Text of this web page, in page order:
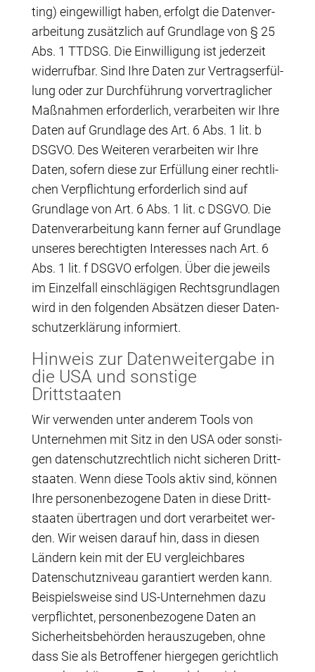
ting) ein­ge­wil­ligt haben, erfolgt die Daten­ver­
ar­bei­tung zusätz­lich auf Grund­la­ge von § 25
Abs. 1 TTDSG. Die Ein­wil­li­gung ist jeder­zeit
wider­ruf­bar. Sind Ihre Daten zur Ver­trags­er­fül­
lung oder zur Durch­füh­rung vor­ver­trag­li­cher
Maß­nah­men erfor­der­lich, ver­ar­bei­ten wir Ihre
Daten auf Grund­la­ge des Art. 6 Abs. 1 lit. b
DSGVO. Des Wei­te­ren ver­ar­bei­ten wir Ihre
Daten, sofern die­se zur Erfül­lung einer recht­li­
chen Ver­pflich­tung erfor­der­lich sind auf
Grund­la­ge von Art. 6 Abs. 1 lit. c DSGVO. Die
Daten­ver­ar­bei­tung kann fer­ner auf Grund­la­ge
unse­res berech­tig­ten Inter­es­ses nach Art. 6
Abs. 1 lit. f DSGVO erfol­gen. Über die jeweils
im Ein­zel­fall ein­schlä­gi­gen Rechts­grund­la­gen
wird in den fol­gen­den Absät­zen die­ser Daten­
schutz­er­klä­rung informiert.
Hin­weis zur Daten­wei­ter­ga­be in
die USA und sons­ti­ge
Drittstaaten
Wir ver­wen­den unter ande­rem Tools von
Unter­neh­men mit Sitz in den USA oder sons­ti­
gen daten­schutz­recht­lich nicht siche­ren Dritt­
staa­ten. Wenn die­se Tools aktiv sind, kön­nen
Ihre per­so­nen­be­zo­ge­ne Daten in die­se Dritt­
staa­ten über­tra­gen und dort ver­ar­bei­tet wer­
den. Wir wei­sen dar­auf hin, dass in die­sen
Län­dern kein mit der EU ver­gleich­ba­res
Daten­schutz­ni­veau garan­tiert wer­den kann.
Bei­spiels­wei­se sind US-Unter­neh­men dazu
ver­pflich­tet, per­so­nen­be­zo­ge­ne Daten an
Sicher­heits­be­hör­den her­aus­zu­ge­ben, ohne
dass Sie als Betrof­fe­ner hier­ge­gen gericht­lich